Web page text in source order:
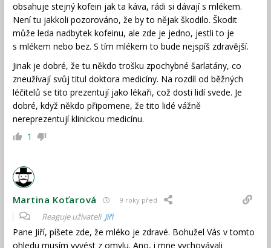
obsahuje stejný kofein jak ta káva, rádi si dávají s mlékem.
Není tu jakkoli pozorováno, že by to nějak škodilo. Škodit
může leda nadbytek kofeinu, ale zde je jedno, jestli to je
s mlékem nebo bez. S tím mlékem to bude nejspíš zdravější.
Jinak je dobré, že tu někdo trošku zpochybné šarlatány, co
zneužívají svůj titul doktora medicíny. Na rozdíl od běžných
léčitelů se tito prezentují jako lékaři, což dosti lidí svede. Je
dobré, když někdo připomene, že tito lidé vážně
nereprezentují klinickou medicínu.
1
Martina Koťarová 9 roky před
Reaguje uživateli Jiři
Pane Jiří, píšete zde, že mléko je zdravé. Bohužel Vás v tomto
ohledu musím vyvést z omylu. Ano, i mne vychovávali